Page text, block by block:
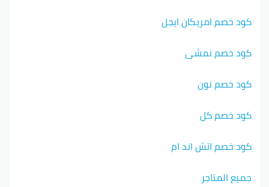
كود خصم امريكان ايجل
كود خصم نمشي
كود خصم نون
كود خصم كل
كود خصم اتش اند ام
جميع المتاجر